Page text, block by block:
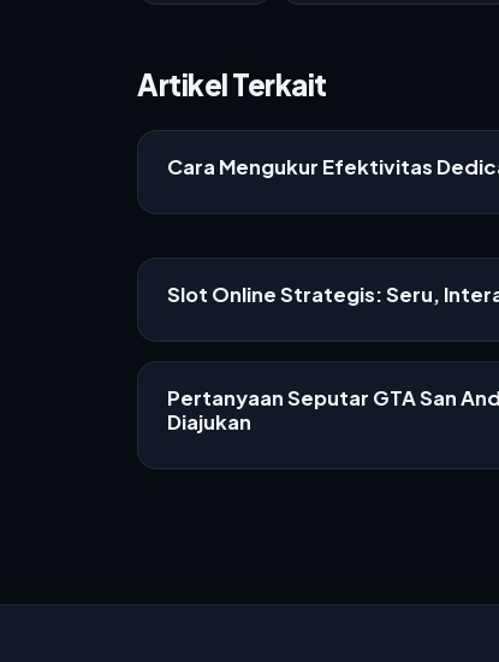
Artikel Terkait
Cara Mengukur Efektivitas
Slot Online Strategis: Seru,
Pertanyaan Seputar GTA San
Diajukan